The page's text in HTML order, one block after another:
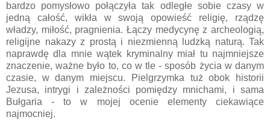
bardzo pomysłowo połączyła tak odległe sobie czasy w
jedną całość, wikła w swoją opowieść religię, rządzę
władzy, miłość, pragnienia. Łączy medycynę z archeologią,
religijne nakazy z prostą i niezmienną ludzką naturą. Tak
naprawdę dla mnie wątek kryminalny miał tu najmniejsze
znaczenie, ważne było to, co w tle - sposób życia w danym
czasie, w danym miejscu. Pielgrzymka tuż obok historii
Jezusa, intrygi i zależności pomiędzy mnichami, i sama
Bułgaria - to w mojej ocenie elementy ciekawiące
najmocniej.